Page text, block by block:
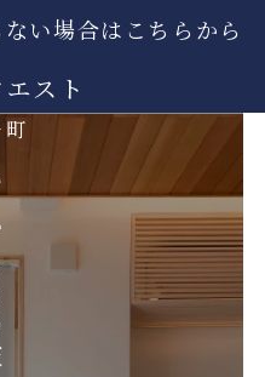
い場合はこちらから
スト